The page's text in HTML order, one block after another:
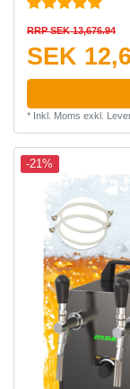
RRP SEK 13,676.94
SEK
* Inkl. Moms exkl.
-21%